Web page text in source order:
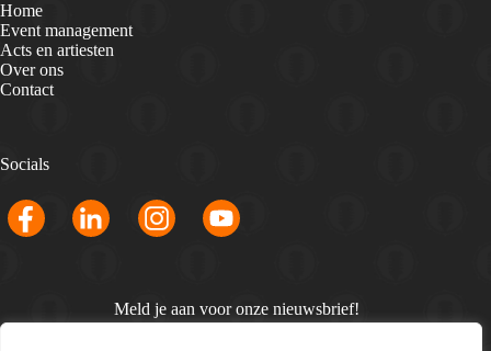
Home
Event management
Acts en artiesten
Over ons
Contact
Socials
Meld je aan voor onze nieuwsbrief!